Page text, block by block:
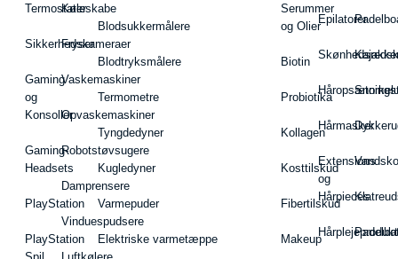
Termostater
Sikkerhedskameraer
Gaming
og
Konsoller
Gaming-
Headsets
PlayStation
PlayStation
Køleskabe
Fryser
Vaskemaskiner
Opvaskemaskiner
Robotstøvsugere
Damprensere
Vinduespudsere
Blodsukkermålere
Blodtryksmålere
Termometre
Tyngdedyner
Kugledyner
Varmepuder
Elektriske varmetæppe
Serummer
og Olier
Biotin
Probiotika
Kollagen
Kosttilskud
Fibertilskud
Makeup
Epilatorer
Hårmasker
Extensions
og
Hårpieces
Vandsko